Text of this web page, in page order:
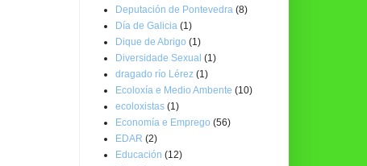
Deputación de Pontevedra (8)
Día de Galicia (1)
Dique de Abrigo (1)
Diversidade Sexual (1)
dragado río Lérez (1)
Ecoloxía e Medio Ambente (10)
ecoloxistas (1)
Economía e Emprego (56)
EDAR (2)
Educación (12)